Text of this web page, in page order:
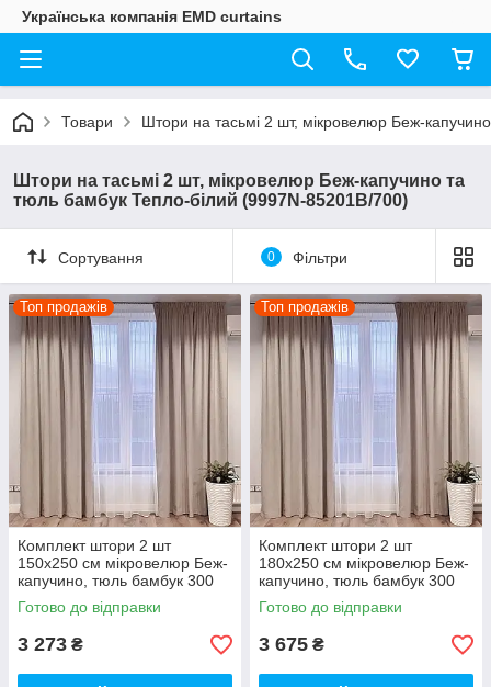
Українська компанія EMD curtains
Товари Штори на тасьмі 2 шт, мікровелюр Беж-
Штори на тасьмі 2 шт, мікровелюр Беж-капучино та
тюль бамбук Тепло-білий (9997N-85201B/700)
Сортування 0 Фільтри
Топ продажів
Комплект штори 2 шт
150х250 см мікровелюр Беж-
капучино, тюль бамбук 300
см Тепло-білий
Готово до відправки
3 273 ₴
Топ продажів
Комплект штори 2 шт
180х250 см мікровелюр Беж-
капучино, тюль бамбук 300
см Тепло-білий
Готово до відправки
3 675 ₴